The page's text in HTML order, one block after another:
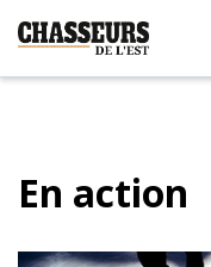
En action